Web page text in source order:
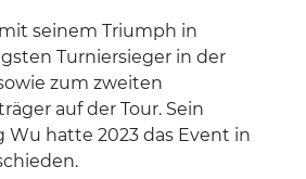
seinem Triumph in
Turniersieger in der
zum zweiten
auf der Tour. Sein
Wu hatte 2023 das Event in